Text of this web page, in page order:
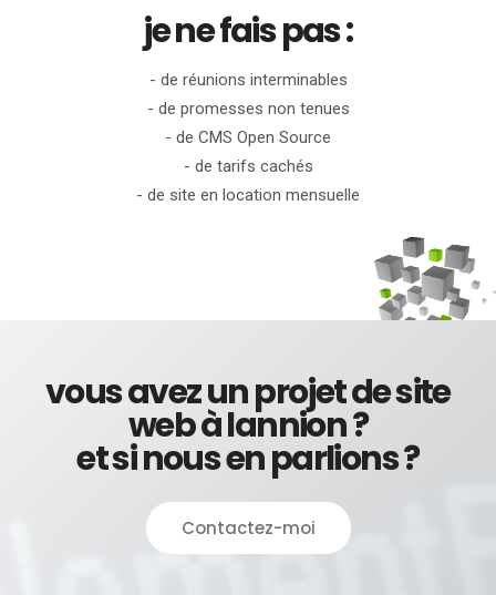
je ne fais pas :
- de réunions interminables
- de promesses non tenues
- de CMS Open Source
- de tarifs cachés
- de site en location mensuelle
vous avez un projet de site
web à lannion ?
et si nous en parlions ?
Contactez-moi